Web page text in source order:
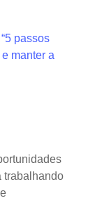
“5 passos
manter a
trabalhando